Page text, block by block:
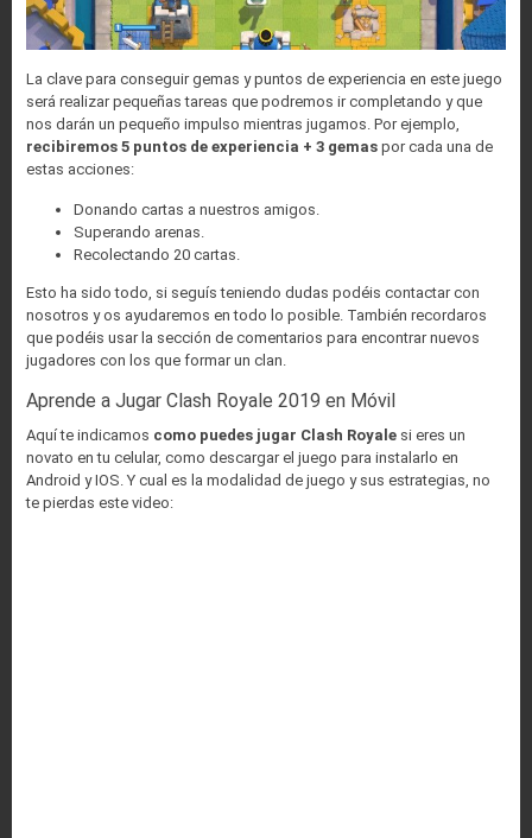
La clave para conseguir gemas y puntos de experiencia en este juego
será realizar pequeñas tareas que podremos ir completando y que
nos darán un pequeño impulso mientras jugamos. Por ejemplo,
recibiremos 5 puntos de experiencia + 3 gemas por cada una de
estas acciones:
Donando cartas a nuestros amigos.
Superando arenas.
Recolectando 20 cartas.
Esto ha sido todo, si seguís teniendo dudas podéis contactar con
nosotros y os ayudaremos en todo lo posible. También recordaros
que podéis usar la sección de comentarios para encontrar nuevos
jugadores con los que formar un clan.
Aprende a Jugar Clash Royale 2019 en Móvil
Aquí te indicamos como puedes jugar Clash Royale si eres un
novato en tu celular, como descargar el juego para instalarlo en
Android y IOS. Y cual es la modalidad de juego y sus estrategias, no
te pierdas este video: